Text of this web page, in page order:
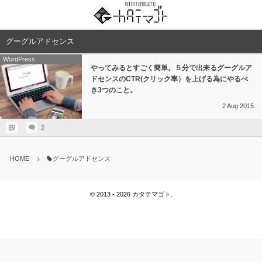
グーグルアドセンス
WordPress
やってみるとすごく簡単。５分で出来るグーグルア
ドセンスのCTR(クリック率）を上げる為にやるべ
き3つのこと。
2Aug 2015
2
HOME グーグルアドセンス
© 2013 - 2026 カタテマゴト